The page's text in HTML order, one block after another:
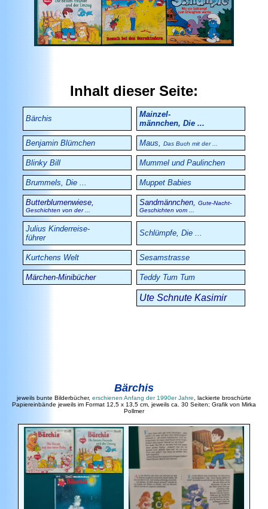
Inhalt dieser Seite:
Bärchis
Mainzel-
männchen, Die ...
Benjamin Blümchen Maus, Das Buch mit der ...
Blinky Bill Mummel und Paulinchen
Brummels, Die ... Muppet Babies
Butterblumenwiese,
Geschichten von der ...
Sandmännchen, Gute-Nacht-
Geschichten vom ...
Julius Kinderreise-
führer
Schlümpfe, Die ...
Kurtchens Welt Sesamstrasse
Märchen-Minibücher Teddy Tum Tum
Ute Schnute Kasimir
Bärchis
jeweils bunte Bilderbücher, erschienen Anfang der 1990er Jahre , lackierte broschürte
Papiereinbände jeweils im Format 12,5 x 13,5 cm, jeweils ca. 30 Seiten; Grafik von Mirka
Pollmer